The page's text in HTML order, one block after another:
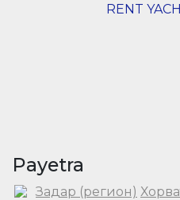
RENT
Payetra
Задар (регион)